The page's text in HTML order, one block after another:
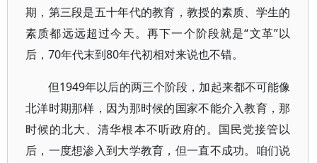
期，第三段是五十年代的教育，教授的素质、学生的
素质都远远超过今天。再下一个阶段就是“文革”以
后，70年代末到80年代初相对来说也不错。
但1949年以后的两三个阶段，加起来都不可能像
北洋时期那样，因为那时候的国家不能介入教育，那
时候的北大、清华根本不听政府的。国民党接管以
后，一度想渗入到大学教育，但一直不成功。咱们说